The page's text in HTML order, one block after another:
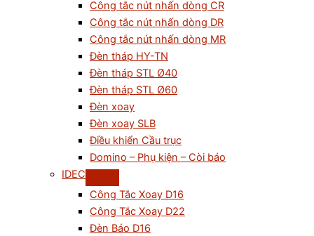
Công tắc nút nhấn dòng CR
Công tắc nút nhấn dòng DR
Công tắc nút nhấn dòng MR
Đèn tháp HY-TN
Đèn tháp STL Ø40
Đèn tháp STL Ø60
Đèn xoay
Đèn xoay SLB
Điều khiển Cầu trục
Domino – Phụ kiện – Còi báo
IDEC
Công Tắc Xoay D16
Công Tắc Xoay D22
Đèn Báo D16